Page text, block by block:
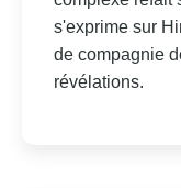
s'exprime sur
de compagnie
révélations.